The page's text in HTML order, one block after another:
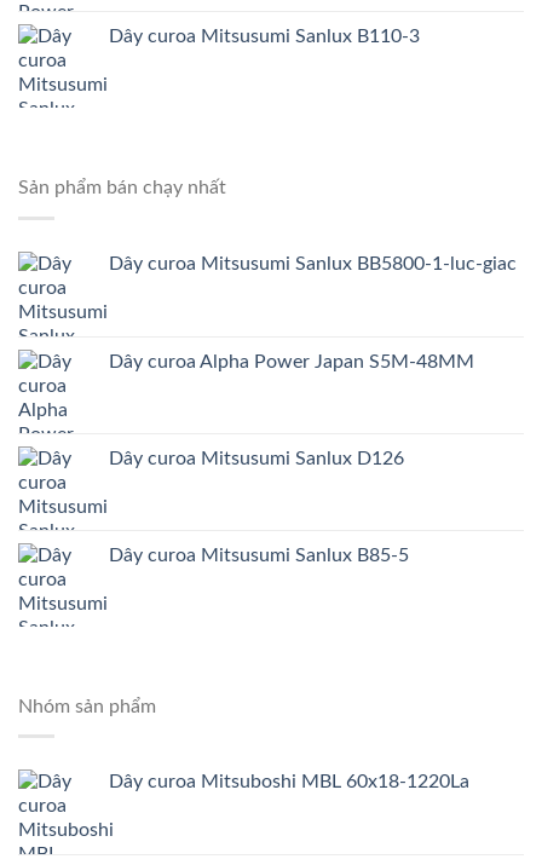
Dây curoa Mitsusumi Sanlux B110-3
Sản phẩm bán chạy nhất
Dây curoa Mitsusumi Sanlux BB5800-1-luc-giac
Dây curoa Alpha Power Japan S5M-48MM
Dây curoa Mitsusumi Sanlux D126
Dây curoa Mitsusumi Sanlux B85-5
Nhóm sản phẩm
Dây curoa Mitsuboshi MBL 60x18-1220La